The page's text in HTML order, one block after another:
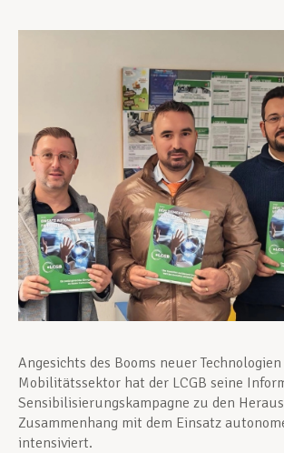
Berufliche Weiterentwicklung
Mitglied werden
Aktuell
Angesichts des Booms neuer
Mobilitätssektor hat der LCGB seine
Sensibilisierungskampagne zu den
Zusammenhang mit dem Einsatz
intensiviert.